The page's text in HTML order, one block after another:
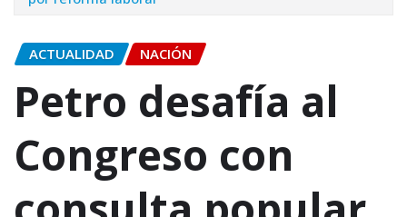
ACTUALIDAD NACIÓN
Petro desafía al
Congreso con